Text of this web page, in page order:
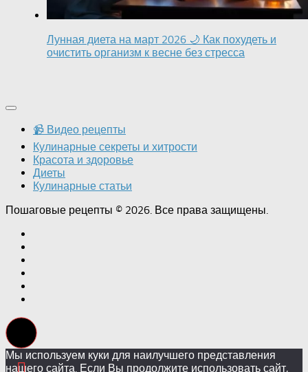
Лунная диета на март 2026 🌙 Как похудеть и
очистить организм к весне без стресса
📹 Видео рецепты
Кулинарные секреты и хитрости
Красота и здоровье
Диеты
Кулинарные статьи
Пошаговые рецепты © 2026. Все права защищены.
Мы используем куки для наилучшего представления
нашего сайта. Если Вы продолжите использовать сайт,